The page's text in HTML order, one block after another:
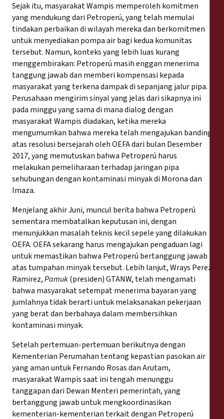
Sejak itu, masyarakat Wampis memperoleh komitmen
yang mendukung dari Petroperú, yang telah memulai
tindakan perbaikan di wilayah mereka dan berkomitmen
untuk menyediakan pompa air bagi kedua komunitas
tersebut. Namun, konteks yang lebih luas kurang
menggembirakan: Petroperú masih enggan menerima
tanggung jawab dan memberi kompensasi kepada
masyarakat yang terkena dampak di sepanjang jalur pipa.
Perusahaan mengirim sinyal yang jelas dari sikapnya ini
pada minggu yang sama di mana dialog dengan
masyarakat Wampis diadakan, ketika mereka
mengumumkan bahwa mereka telah mengajukan banding
atas resolusi bersejarah oleh OEFA dari bulan Desember
2017, yang memutuskan bahwa Petroperú harus
melakukan pemeliharaan terhadap jaringan pipa
sehubungan dengan kontaminasi minyak di Morona dan
Imaza.
Menjelang akhir Juni, muncul berita bahwa Petroperú
sementara membatalkan keputusan ini, dengan
menunjukkan masalah teknis kecil sepele yang dilakukan
OEFA. OEFA sekarang harus mengajukan pengaduan lagi
untuk memastikan bahwa Petroperú bertanggung jawab
atas tumpahan minyak tersebut. Lebih lanjut, Wrays Perez
Ramirez,Pamuk(presiden) GTANW, telah mengamati
bahwa masyarakat setempat menerima bayaran yang
jumlahnya tidak berarti untuk melaksanakan pekerjaan
yang berat dan berbahaya dalam membersihkan
kontaminasi minyak.
Setelah pertemuan-pertemuan berikutnya dengan
Kementerian Perumahan tentang kepastian pasokan air
yang aman untuk Fernando Rosas dan Arutam,
masyarakat Wampis saat ini tengah menunggu
tanggapan dari Dewan Menteri pemerintah, yang
bertanggung jawab untuk mengkoordinasikan
kementerian-kementerian terkait dengan Petroperú